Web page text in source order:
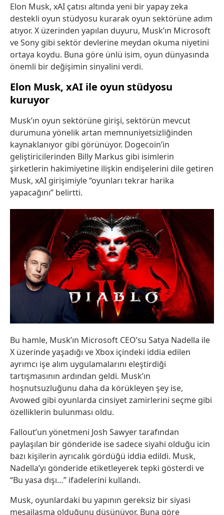
Elon Musk, xAI çatısı altında yeni bir yapay zeka
destekli oyun stüdyosu kurarak oyun sektörüne adım
atıyor. X üzerinden yapılan duyuru, Musk’ın Microsoft
ve Sony gibi sektör devlerine meydan okuma niyetini
ortaya koydu. Buna göre ünlü isim, oyun dünyasında
önemli bir değişimin sinyalini verdi.
Elon Musk, xAI ile oyun stüdyosu
kuruyor
Musk’ın oyun sektörüne girişi, sektörün mevcut
durumuna yönelik artan memnuniyetsizliğinden
kaynaklanıyor gibi görünüyor. Dogecoin’in
geliştiricilerinden Billy Markus gibi isimlerin
şirketlerin hakimiyetine ilişkin endişelerini dile getiren
Musk, xAI girişimiyle “oyunları tekrar harika
yapacağını” belirtti.
Bu hamle, Musk’ın Microsoft CEO’su Satya Nadella ile
X üzerinde yaşadığı ve Xbox içindeki iddia edilen
ayrımcı işe alım uygulamalarını eleştirdiği
tartışmasının ardından geldi. Musk’ın
hoşnutsuzluğunu daha da körükleyen şey ise,
Avowed gibi oyunlarda cinsiyet zamirlerini seçme gibi
özelliklerin bulunması oldu.
Fallout’un yönetmeni Josh Sawyer tarafından
paylaşılan bir gönderide ise sadece siyahi olduğu icin
bazı kişilerin ayrıcalık gördüğü iddia edildi. Musk,
Nadella’yı gönderide etiketleyerek tepki gösterdi ve
“Bu yasa dışı…” ifadelerini kullandı.
Musk, oyunlardaki bu yapının gereksiz bir siyasi
mesajlaşma olduğunu düşünüyor. Buna göre